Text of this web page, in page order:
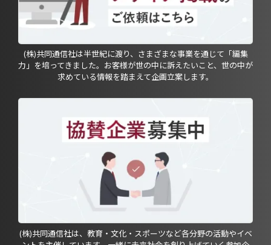
(株)共同通信社は半世紀に渡り、さまざまな事業を通じて「編集
力」を培ってきました。お客様が世の中に訴えたいこと、世の中が
求めている情報を踏まえて企画立案します。
(株)共同通信社は、教育・文化・スポーツなど各分野の活動やイベ